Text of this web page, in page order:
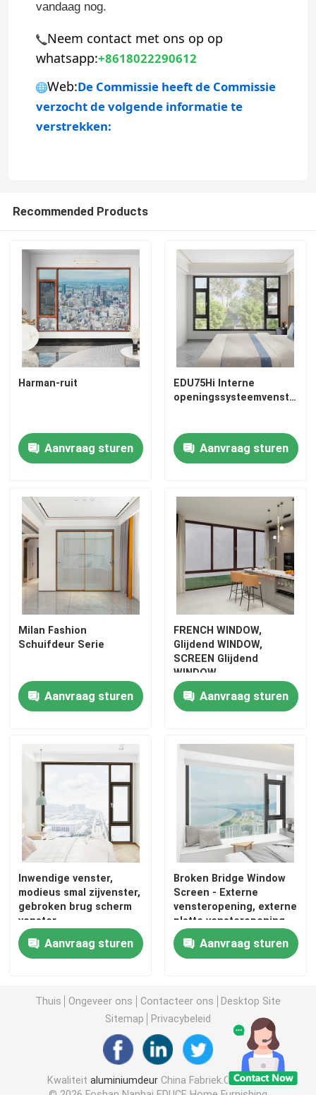
vandaag nog.
Neem contact met ons op op
whatsapp:+8618022290612
Web:De Commissie heeft de Commissie
verzocht de volgende informatie te
verstrekken:
Recommended Products
Harman-ruit
Aanvraag sturen
EDU75Hi Interne
openingssysteemvenster
Aanvraag sturen
Milan Fashion
Schuifdeur Serie
Aanvraag sturen
FRENCH WINDOW,
Glijdend WINDOW,
SCREEN Glijdend
WINDOW
Aanvraag sturen
Inwendige venster,
modieus smal zijvenster,
gebroken brug scherm
venster
Aanvraag sturen
Broken Bridge Window
Screen - Externe
vensteropening, externe
platte vensteropening
tegengestelde
vensteropening
Aanvraag sturen
Thuis Ongeveer ons Contacteer ons
Desktop Site
Sitemap
Privacybeleid
Kwaliteitaluminiumdeur China Fabriek.Copyright